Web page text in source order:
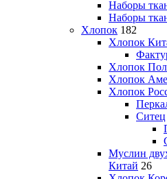
Наборы
Наборы
Хлопок 182
Хлопок
Хлопок
Хлопок
Хлопок
Ситец
Муслин
Китай 26